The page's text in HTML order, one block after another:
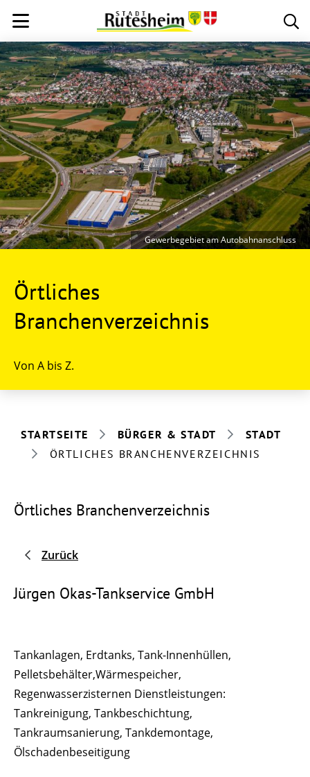
Örtliches
Branchenverzeichnis
Von A bis Z.
Gewerbegebiet am Autobahnanschluss
STARTSEITE BÜRGER & STADT
STADT
ÖRTLICHES BRANCHENVERZEICHNIS
Örtliches Branchenverzeichnis
Zurück
Jürgen Okas-Tankservice GmbH
Tankanlagen, Erdtanks, Tank-Innenhüllen,
Pelletsbehälter,Wärmespeicher,
Regenwasserzisternen Dienstleistungen:
Tankreinigung, Tankbeschichtung,
Tankraumsanierung, Tankdemontage,
Ölschadenbeseitigung